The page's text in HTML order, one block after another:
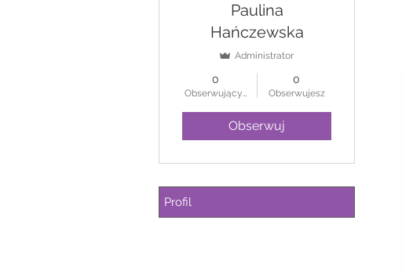
Paulina
Hańczewska
Administrator
0
Obserwujących
0
Obserwujesz
Obserwuj
Profil